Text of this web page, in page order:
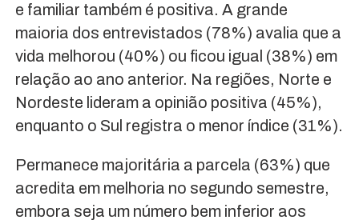
e familiar também é positiva. A grande
maioria dos entrevistados (78%) avalia que a
vida melhorou (40%) ou ficou igual (38%) em
relação ao ano anterior. Na regiões, Norte e
Nordeste lideram a opinião positiva (45%),
enquanto o Sul registra o menor índice (31%).
Permanece majoritária a parcela (63%) que
acredita em melhoria no segundo semestre,
embora seja um número bem inferior aos